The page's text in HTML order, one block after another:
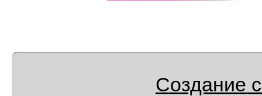
Создание